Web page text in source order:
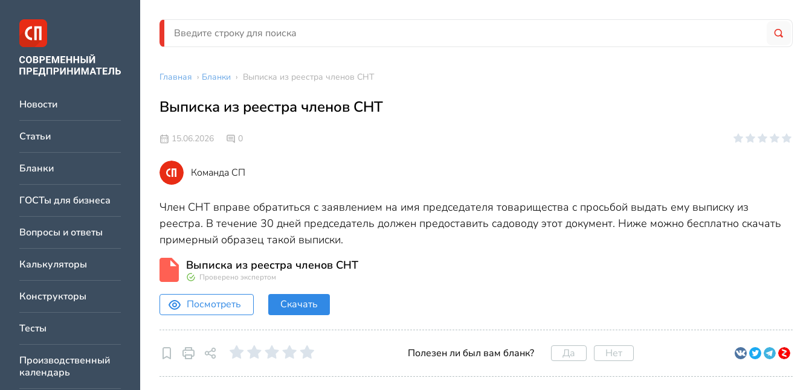
Новости
Статьи
Бланки
ГОСТы для бизнеса
Вопросы и ответы
Калькуляторы
Конструкторы
Тесты
Производственный
календарь
Главная › Бланки › Выписка из реестра членов СНТ
Выписка из реестра членов СНТ
15.06.2026 0
Команда СП
Член СНТ вправе обратиться с заявлением на имя председателя товарищества с просьбой выдать ему выписку из
реестра. В течение 30 дней председатель должен предоставить садоводу этот документ. Ниже можно бесплатно скачать
примерный образец такой выписки.
Выписка из реестра членов СНТ
Проверено экспертом
Посмотреть Скачать
Полезен ли был вам бланк? Да Нет